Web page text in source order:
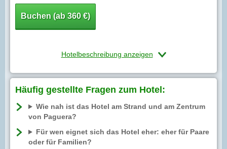
Buchen (ab 360 €)
Hotelbeschreibung anzeigen
Häufig gestellte Fragen zum Hotel:
Wie nah ist das Hotel am Strand und am Zentrum
von Paguera?
Für wen eignet sich das Hotel eher: eher für Paare
oder für Familien?